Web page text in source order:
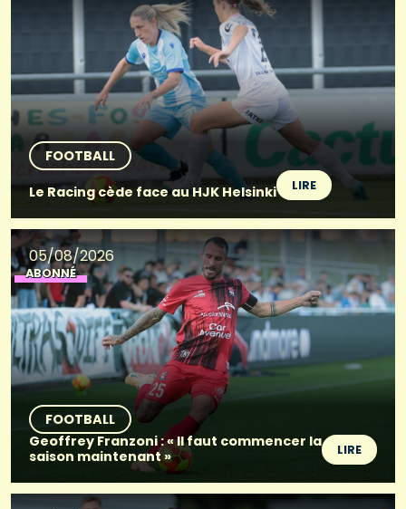
FOOTBALL
Le Racing cède face au HJK Helsinki
LIRE
05/08/2026
ABONNÉ
FOOTBALL
Geoffrey Franzoni : « Il faut commencer la
saison maintenant »
LIRE